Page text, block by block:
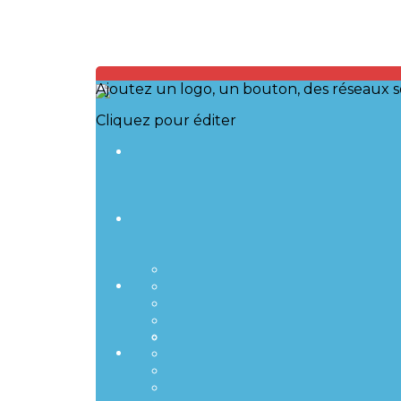
Ajoutez un logo, un bouton, des réseaux
Cliquez pour éditer